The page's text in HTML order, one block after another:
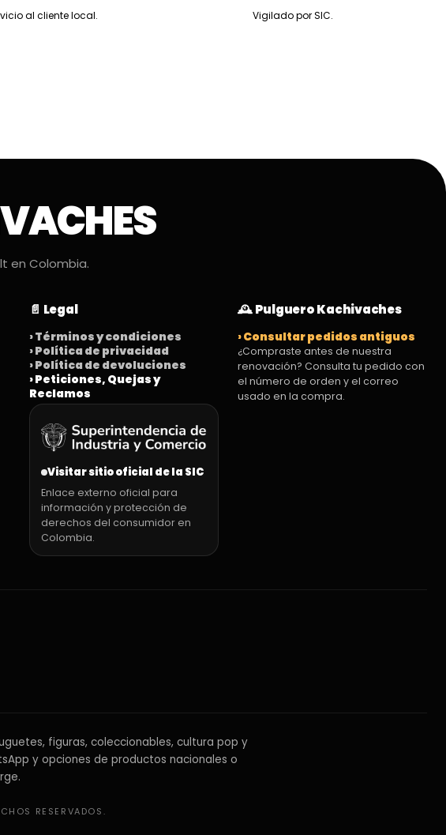
al cliente local. Vigilado por SIC.
en Colombia.
📄 Legal
› Términos y condiciones
› Política de privacidad
› Política de devoluciones
› Peticiones, Quejas y
Reclamos
Visitar sitio oficial de la SIC
Enlace externo oficial para
información y protección de
derechos del consumidor en
Colombia.
🕰️ Pulguero Kachivaches
› Consultar pedidos antiguos
¿Compraste antes de nuestra
renovación? Consulta tu pedido con
el número de orden y el correo
usado en la compra.
figuras, coleccionables, cultura pop y
y opciones de productos nacionales o
RESERVADOS.